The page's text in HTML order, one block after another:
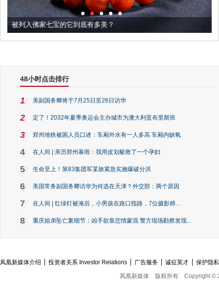
被列入佛家七宝的它到底有多美？
48小时点击排行
1 美副国务卿将于7月25日至26日访华
2 定了！2032年夏季奥运会主办城市为澳大利亚布里斯班
3 郑州地铁被困人员口述：车厢外水有一人多高 车厢内缺氧
4 在人间 | 亲历郑州暴雨：我用皮划艇救了一个孕妇
5 生命至上！第83集团军某旅紧急实施爆破分洪
6 美国常务副国务卿访华为何选在天津？外交部：两个原因
7 在人间 | 红绿灯被淹后，小男孩在路口指路，7位摄影师...
8 重庆姐弟坠亡案细节：凶手欲靠悲情蒙混 警方现场勘察发现...
凤凰新媒体介绍 投资者关系 Investor Relations 广告服务 诚征英才
保护隐
凤凰新媒体
版权所有 Copyright ©